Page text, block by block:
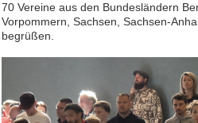
70 Vereine aus den Bundesländern
Vorpommern, Sachsen, Sachsen-
begrüßen.